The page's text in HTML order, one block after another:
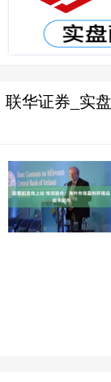
联华证券_实